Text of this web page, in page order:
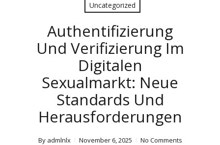
Uncategorized
Authentifizierung
Und Verifizierung Im
Digitalen
Sexualmarkt: Neue
Standards Und
Herausforderungen
By admlnlx November 6, 2025 No Comments